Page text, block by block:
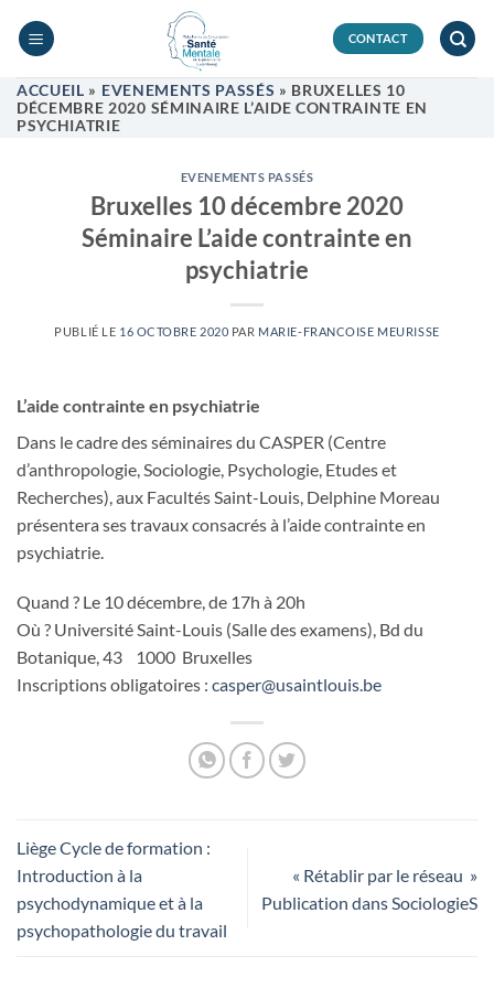
CONTACT
ACCUEIL » EVENEMENTS PASSÉS » BRUXELLES 10
DÉCEMBRE 2020 SÉMINAIRE L’AIDE CONTRAINTE EN
PSYCHIATRIE
EVENEMENTS PASSÉS
Bruxelles 10 décembre 2020
Séminaire L’aide contrainte en
psychiatrie
PUBLIÉ LE 16 OCTOBRE 2020 PAR MARIE-FRANCOISE MEURISSE
L’aide contrainte en psychiatrie
Dans le cadre des séminaires du CASPER (Centre
d’anthropologie, Sociologie, Psychologie, Etudes et
Recherches), aux Facultés Saint-Louis, Delphine Moreau
présentera ses travaux consacrés à l’aide contrainte en
psychiatrie.
Quand ? Le 10 décembre, de 17h à 20h
Où ? Université Saint-Louis (Salle des examens), Bd du
Botanique, 43 1000 Bruxelles
Inscriptions obligatoires : casper@usaintlouis.be
Liège Cycle de formation :
Introduction à la
psychodynamique et à la
psychopathologie du travail
« Rétablir par le réseau »
Publication dans SociologieS